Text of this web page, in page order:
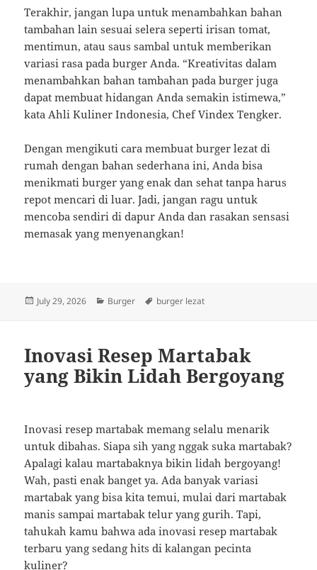
Terakhir, jangan lupa untuk menambahkan bahan
tambahan lain sesuai selera seperti irisan tomat,
mentimun, atau saus sambal untuk memberikan
variasi rasa pada burger Anda. “Kreativitas dalam
menambahkan bahan tambahan pada burger juga
dapat membuat hidangan Anda semakin istimewa,”
kata Ahli Kuliner Indonesia, Chef Vindex Tengker.
Dengan mengikuti cara membuat burger lezat di
rumah dengan bahan sederhana ini, Anda bisa
menikmati burger yang enak dan sehat tanpa harus
repot mencari di luar. Jadi, jangan ragu untuk
mencoba sendiri di dapur Anda dan rasakan sensasi
memasak yang menyenangkan!
Posted
July 29, 2026 Categories
Burger Tags
burger lezat
Inovasi Resep Martabak
yang Bikin Lidah Bergoyang
Inovasi resep martabak memang selalu menarik
untuk dibahas. Siapa sih yang nggak suka martabak?
Apalagi kalau martabaknya bikin lidah bergoyang!
Wah, pasti enak banget ya. Ada banyak variasi
martabak yang bisa kita temui, mulai dari martabak
manis sampai martabak telur yang gurih. Tapi,
tahukah kamu bahwa ada inovasi resep martabak
terbaru yang sedang hits di kalangan pecinta
kuliner?